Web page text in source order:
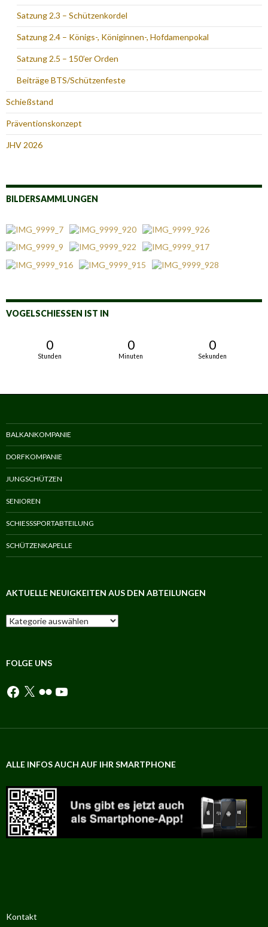
Satzung 2.3 – Schützenkordel
Satzung 2.4 – Königs-, Königinnen-, Hofdamenpokal
Satzung 2.5 – 150’er Orden
Beiträge BTS/Schützenfeste
Schießstand
Präventionskonzept
JHV 2026
BILDERSAMMLUNGEN
VOGELSCHIESSEN IST IN
0
Stunden
0
Minuten
0
Sekunden
BALKANKOMPANIE
DORFKOMPANIE
JUNGSCHÜTZEN
SENIOREN
SCHIESSSPORTABTEILUNG
SCHÜTZENKAPELLE
AKTUELLE NEUIGKEITEN AUS DEN ABTEILUNGEN
Aktuelle
Neuigkeiten
Abteilungen
FOLGE UNS
Facebook
X FlickrYouTube
ALLE INFOS AUCH AUF IHR SMARTPHONE
Kontakt